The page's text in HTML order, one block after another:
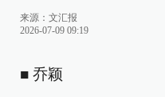
来源： 文汇报
2026-07-09 09:19
■ 乔颖